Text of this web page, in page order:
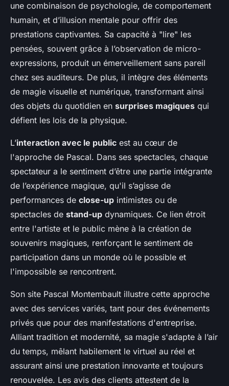
une combinaison de psychologie, de comportement
humain, et d’illusion mentale pour offrir des
prestations captivantes. Sa capacité à "lire" les
pensées, souvent grâce à l’observation de micro-
expressions, produit un émerveillement sans pareil
chez ses auditeurs. De plus, il intègre des éléments
de magie visuelle et numérique, transformant ainsi
des objets du quotidien en surprises magiques qui
défient les lois de la physique.
L’interaction avec le public est au cœur de
l'approche de Pascal. Dans ses spectacles, chaque
spectateur a le sentiment d’être une partie intégrante
de l’expérience magique, qu'il s’agisse de
performances de close-up intimistes ou de
spectacles de stand-up dynamiques. Ce lien étroit
entre l'artiste et le public mène à la création de
souvenirs magiques, renforçant le sentiment de
participation dans un monde où le possible et
l'impossible se rencontrent.
Son site Pascal Montembault illustre cette approche
avec des services variés, tant pour des événements
privés que pour des manifestations d'entreprise.
Alliant tradition et modernité, sa magie s'adapte à l’air
du temps, mêlant habilement le virtuel au réel et
assurant ainsi une prestation innovante et toujours
renouvelée. Les avis des clients attestent de la